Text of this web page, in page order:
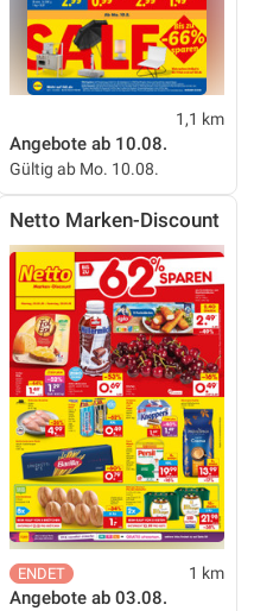
1,1 km
Angebote ab 10.08.
Gültig ab Mo. 10.08.
Netto Marken-Discount
1 km
Angebote ab 03.08.